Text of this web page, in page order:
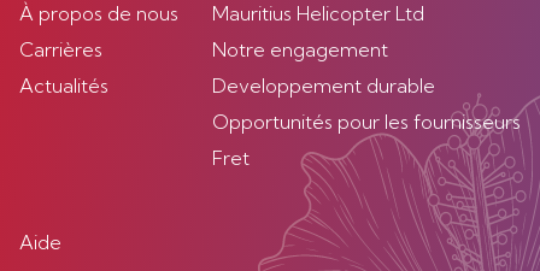
À propos de nous
Carrières
Actualités
Mauritius Helicopter Ltd
Notre engagement
Developpement durable
Opportunités pour les fournisseurs
Fret
Aide